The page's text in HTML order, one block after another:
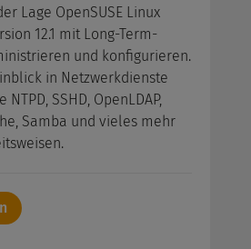
Lage OpenSUSE Linux
12.1 mit Long-Term-
und konfigurieren.
in Netzwerkdienste
NTPD, SSHD, OpenLDAP,
Samba und vieles mehr